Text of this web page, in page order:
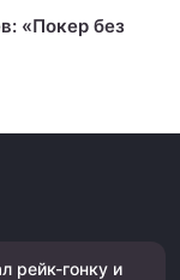
«Покер без
рейк-гонку и